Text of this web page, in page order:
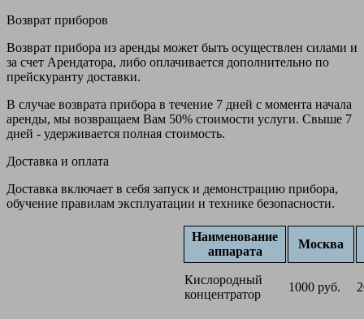
Возврат приборов
Возврат прибора из аренды может быть осуществлен силами и
за счет Арендатора, либо оплачивается дополнительно по
прейскуранту доставки.
В случае возврата прибора в течение 7 дней с момента начала
аренды, мы возвращаем Вам 50% стоимости услуги. Свыше 7
дней - удерживается полная стоимость.
Доставка и оплата
Доставка включает в себя запуск и демонстрацию прибора,
обучение правилам эксплуатации и технике безопасности.
Наименование
аппарата
Москва
Кислородный
концентратор
1000 руб.